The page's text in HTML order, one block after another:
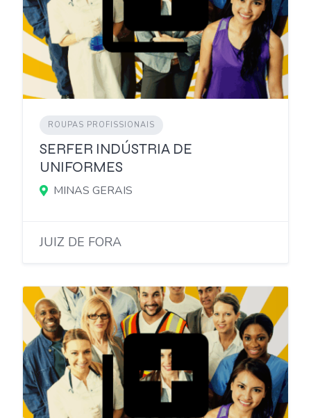
ROUPAS PROFISSIONAIS
SERFER INDÚSTRIA DE
UNIFORMES
MINAS GERAIS
JUIZ DE FORA